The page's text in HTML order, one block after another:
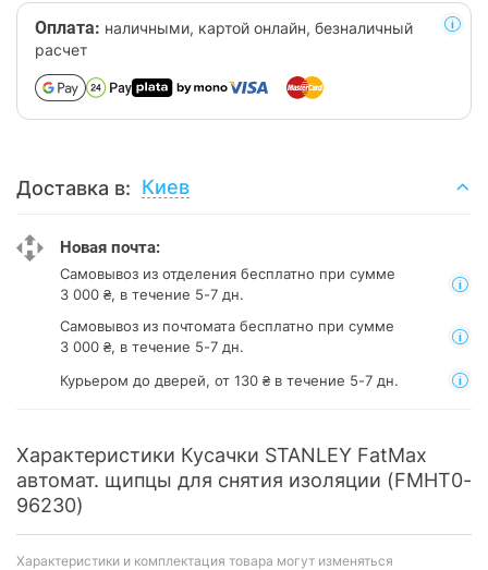
Оплата: наличными, картой онлайн, безналичный
расчет
Доставка в: Киев
Новая почта:
Самовывоз из отделения бесплатно при сумме
3 000 ₴, в течение 5-7 дн.
Самовывоз из почтомата бесплатно при сумме
3 000 ₴, в течение 5-7 дн.
Курьером до дверей, от 130 ₴ в течение 5-7 дн.
Характеристики Кусачки STANLEY FatMax
автомат. щипцы для снятия изоляции (FMHT0-
96230)
Характеристики и комплектация товара могут изменяться